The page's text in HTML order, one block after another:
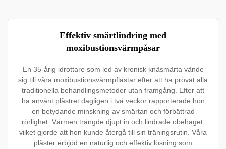
Effektiv smärtlindring med
moxibustionsvärmpåsar
En 35-årig idrottare som led av kronisk knäsmärta vände
sig till våra moxibustionsvärmpflästar efter att ha prövat alla
traditionella behandlingsmetoder utan framgång. Efter att
ha använt plåstret dagligen i två veckor rapporterade hon
en betydande minskning av smärtan och förbättrad
rörlighet. Värmen trängde djupt in och lindrade obehaget,
vilket gjorde att hon kunde återgå till sin träningsrutin. Våra
plåster erbjöd en naturlig och effektiv lösning som